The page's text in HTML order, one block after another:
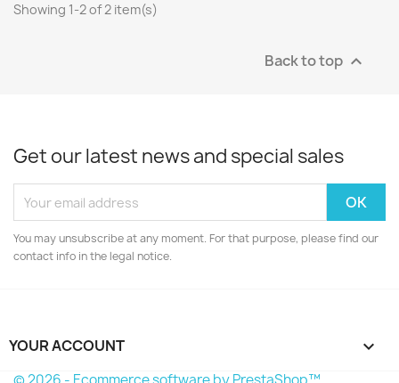
Showing 1-2 of 2 item(s)
Back to top 
Get our latest news and special sales
You may unsubscribe at any moment. For that purpose, please find our
contact info in the legal notice.
YOUR ACCOUNT 